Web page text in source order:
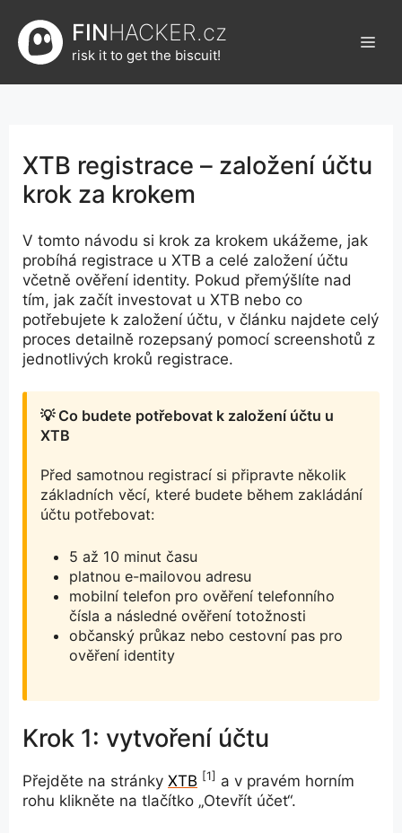
obsah
FINHACKER.cz
risk it to get the biscuit!
XTB registrace – založení účtu
krok za krokem
V tomto návodu si krok za krokem ukážeme, jak
probíhá registrace u XTB a celé založení účtu
včetně ověření identity. Pokud přemýšlíte nad
tím, jak začít investovat u XTB nebo co
potřebujete k založení účtu, v článku najdete celý
proces detailně rozepsaný pomocí screenshotů z
jednotlivých kroků registrace.
💡 Co budete potřebovat k založení účtu u
XTB
Před samotnou registrací si připravte několik
základních věcí, které budete během zakládání
účtu potřebovat:
5 až 10 minut času
platnou e-mailovou adresu
mobilní telefon pro ověření telefonního
čísla a následné ověření totožnosti
občanský průkaz nebo cestovní pas pro
ověření identity
Krok 1: vytvoření účtu
Přejděte na stránky XTB [1] a v pravém horním
rohu klikněte na tlačítko „Otevřít účet“.